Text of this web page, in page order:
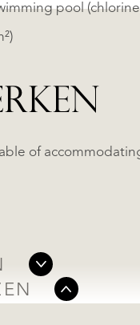
x 6 m heated swimming pool
of